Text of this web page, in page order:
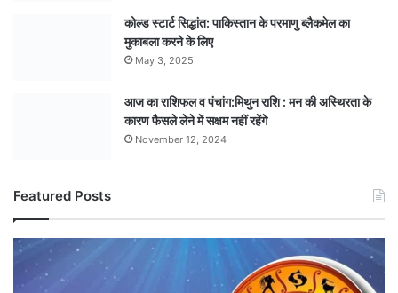
कोल्ड स्टार्ट सिद्धांत: पाकिस्तान के परमाणु ब्लैकमेल का
मुकाबला करने के लिए
May 3, 2025
आज का राशिफल व पंचांग:मिथुन राशि : मन की अस्थिरता के
कारण फैसले लेने में सक्षम नहीं रहेंगे
November 12, 2024
Featured Posts
जानिए
का